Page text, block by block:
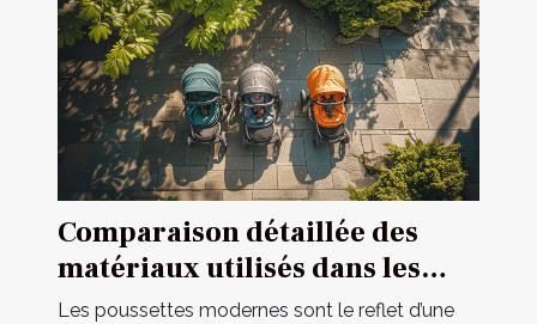
Comparaison détaillée des
matériaux utilisés dans les
poussettes modernes
Les poussettes modernes sont le reflet d’une